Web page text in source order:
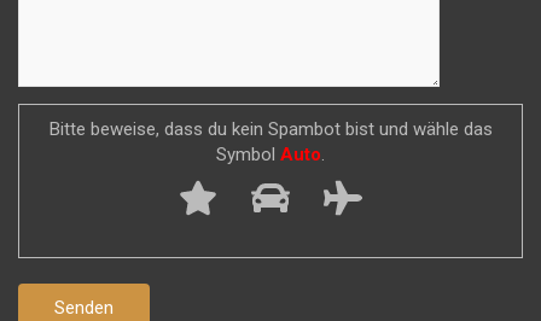
Bitte beweise, dass du kein Spambot bist und wähle das
Symbol Auto.